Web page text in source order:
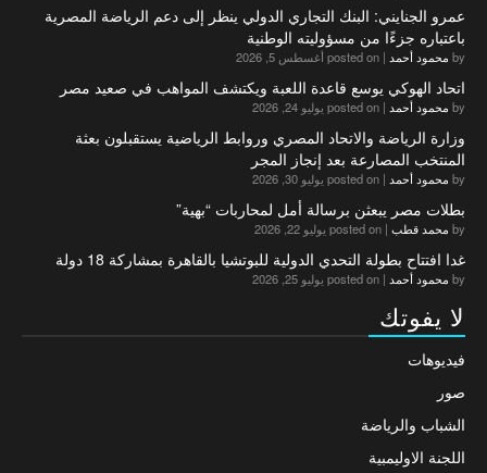
عمرو الجنايني: البنك التجاري الدولي ينظر إلى دعم الرياضة المصرية
باعتباره جزءًا من مسؤوليته الوطنية
by محمود أحمد | posted on أغسطس 5, 2026
اتحاد الهوكي يوسع قاعدة اللعبة ويكتشف المواهب في صعيد مصر
by محمود أحمد | posted on يوليو 24, 2026
وزارة الرياضة والاتحاد المصري وروابط الرياضية يستقبلون بعثة
المنتخب المصارعة بعد إنجاز المجر
by محمود أحمد | posted on يوليو 30, 2026
بطلات مصر يبعثن برسالة أمل لمحاربات “بهية”
by محمد قطب | posted on يوليو 22, 2026
غدا افتتاح بطولة التحدي الدولية للبوتشيا بالقاهرة بمشاركة 18 دولة
by محمود أحمد | posted on يوليو 25, 2026
لا يفوتك
فيديوهات
صور
الشباب والرياضة
اللجنة الاوليمبية